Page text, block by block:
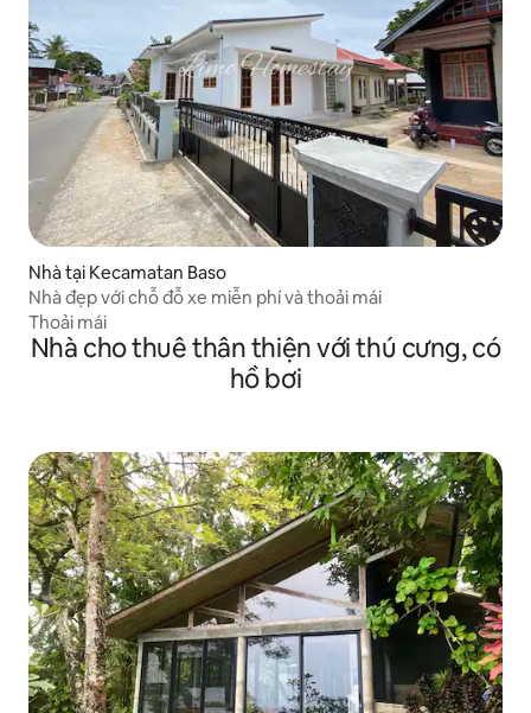
Nhà tại Kecamatan Baso
Nhà đẹp với chỗ đỗ xe miễn phí và thoải mái
Thoải mái
Nhà cho thuê thân thiện với thú cưng, có
hồ bơi